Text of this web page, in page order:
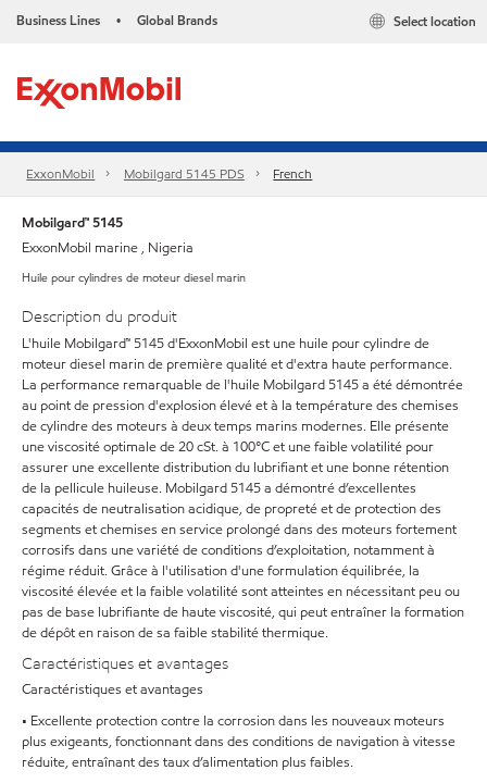
Business Lines • Global Brands Select location
ExxonMobil Mobilgard 5145 PDS French
Mobilgard™ 5145
ExxonMobil marine , Nigeria
Huile pour cylindres de moteur diesel marin
Description du produit
L'huile Mobilgard™ 5145 d'ExxonMobil est une huile pour cylindre de
moteur diesel marin de première qualité et d'extra haute performance.
La performance remarquable de l'huile Mobilgard 5145 a été démontrée
au point de pression d'explosion élevé et à la température des chemises
de cylindre des moteurs à deux temps marins modernes. Elle présente
une viscosité optimale de 20 cSt. à 100°C et une faible volatilité pour
assurer une excellente distribution du lubrifiant et une bonne rétention
de la pellicule huileuse. Mobilgard 5145 a démontré d’excellentes
capacités de neutralisation acidique, de propreté et de protection des
segments et chemises en service prolongé dans des moteurs fortement
corrosifs dans une variété de conditions d’exploitation, notamment à
régime réduit. Grâce à l'utilisation d'une formulation équilibrée, la
viscosité élevée et la faible volatilité sont atteintes en nécessitant peu ou
pas de base lubrifiante de haute viscosité, qui peut entraîner la formation
de dépôt en raison de sa faible stabilité thermique.
Caractéristiques et avantages
Caractéristiques et avantages
• Excellente protection contre la corrosion dans les nouveaux moteurs
plus exigeants, fonctionnant dans des conditions de navigation à vitesse
réduite, entraînant des taux d’alimentation plus faibles.